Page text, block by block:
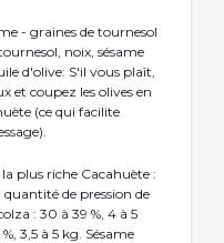
- graines de tournesol
noix, sésame
d'olive: S'il vous plaît,
et coupez les olives en
(ce qui facilite
plus riche Cacahuète :
quantité de pression de
: 30 à 39 %, 4 à 5
3,5 à 5 kg. Sésame